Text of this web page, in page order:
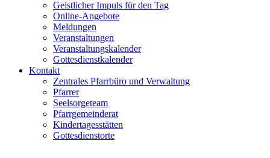
Geistlicher Impuls für den Tag
Online-Angebote
Meldungen
Veranstaltungen
Veranstaltungskalender
Gottesdienstkalender
Kontakt
Zentrales Pfarrbüro und Verwaltung
Pfarrer
Seelsorgeteam
Pfarrgemeinderat
Kindertagesstätten
Gottesdienstorte